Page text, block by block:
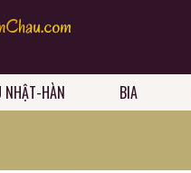
với website Rượu Vang Năm Châu
NHẬT-HÀN BIA